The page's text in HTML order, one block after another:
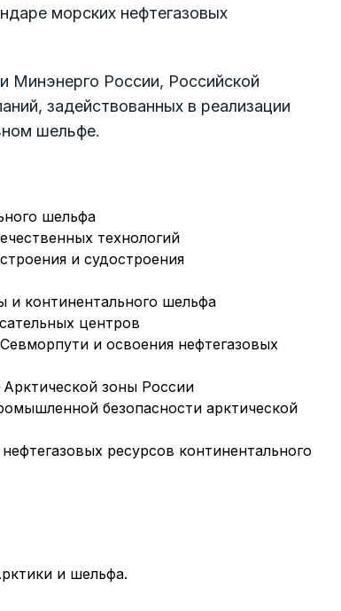
морских нефтегазовых
Минэнерго России, Российской
задействованных в реализации
шельфе.
шельфа
технологий
и судостроения
и континентального шельфа
центров
и освоения нефтегазовых
зоны России
безопасности арктической
ресурсов континентального
и шельфа.